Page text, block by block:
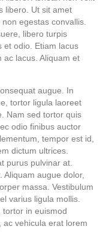
libero. Ut sit amet
egestas convallis.
libero turpis
et odio. Etiam lacus
ac lacus. Aliquam et
augue. In
tortor ligula laoreet
Nam sed tortor quis
odio finibus auctor
tempor est id,
dictum ultrices.
purus pulvinar at.
Aliquam augue dolor,
massa. Vestibulum
varius ligula mollis.
tortor in euismod
vehicula erat lorem